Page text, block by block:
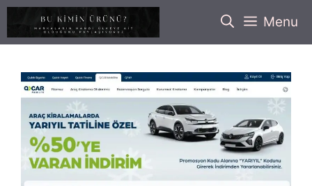
İçeriğe
Menu